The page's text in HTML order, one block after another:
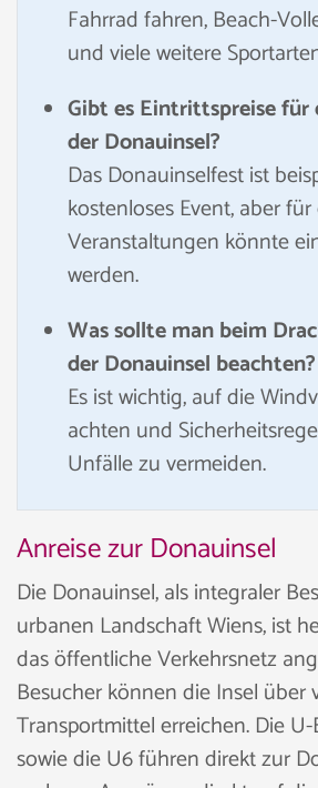
Fahrrad fahren, Beach-
und viele weitere
Gibt es Eintrittspreise für
der Donauinsel?
Das Donauinselfest ist
kostenloses Event, aber
Veranstaltungen könnte
werden.
Was sollte man beim
der Donauinsel beachten?
Es ist wichtig, auf die
achten und
Unfälle zu vermeiden.
Anreise zur Donauinsel
Die Donauinsel, als integraler
urbanen Landschaft Wiens, ist
das öffentliche Verkehrsnetz
Besucher können die Insel über
Transportmittel erreichen. Die
sowie die U6 führen direkt zur